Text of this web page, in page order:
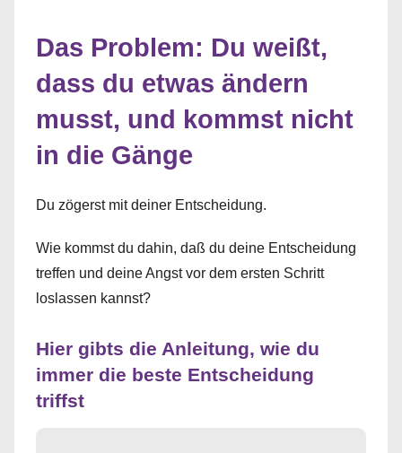
Das Problem: Du weißt,
dass du etwas ändern
musst, und kommst nicht
in die Gänge
Du zögerst mit deiner Entscheidung.
Wie kommst du dahin, daß du deine Entscheidung
treffen und deine Angst vor dem ersten Schritt
loslassen kannst?
Hier gibts die Anleitung, wie du
immer die beste Entscheidung
triffst